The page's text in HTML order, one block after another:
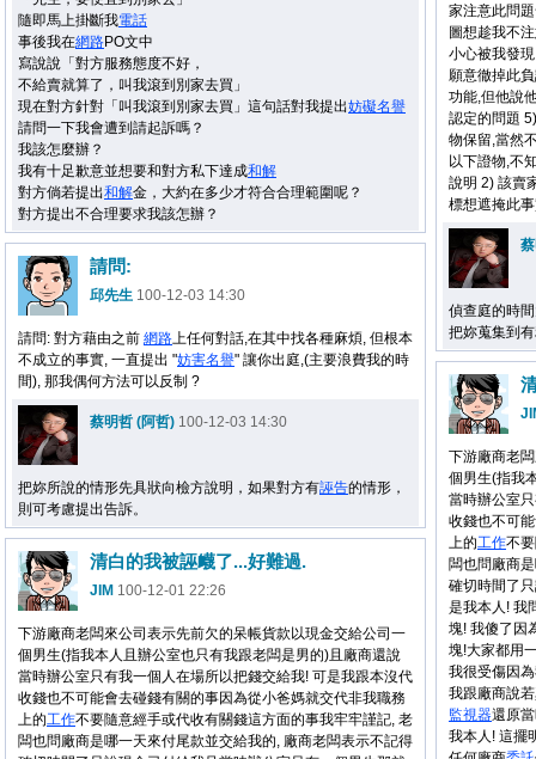
隨即馬上掛斷我電話
事後我在網路PO文中
寫說說「對方服務態度不好，
不給賣就算了，叫我滾到別家去買」
現在對方針對「叫我滾到別家去買」這句話對我提出妨礙名譽
請問一下我會遭到請起訴嗎？
我該怎麼辦？
我有十足歉意並想要和對方私下達成和解
對方倘若提出和解金，大約在多少才符合合理範圍呢？
對方提出不合理要求我該怎辦？
家注意此問
圖想趁我不
小心被我發
願意徹掉此
功能,但他說
認定的問題
物保留,當然
以下證物,不
說明 2) 該賣
標想遮掩此
偵查庭的時
把妳蒐集到
請問:
邱先生 100-12-03 14:30
請問: 對方藉由之前 網路上任何對話,在其中找各種麻煩, 但根本
不成立的事實, 一直提出 "妨害名譽" 讓你出庭,(主要浪費我的時
間), 那我偶何方法可以反制 ?
蔡明哲 (阿哲) 100-12-03 14:30
把妳所說的情形先具狀向檢方說明，如果對方有誣告的情形，
則可考慮提出告訴。
下游廠商老
個男生(指我
當時辦公室
收錢也不可
上的工作不
闆也問廠商
確切時間了
是我本人! 我
塊! 我傻了因
塊!大家都用
我很受傷因
我跟廠商說
監視器還原
我本人! 這擺
清白的我被誣衊了...好難過.
JIM 100-12-01 22:26
下游廠商老闆來公司表示先前欠的呆帳貨款以現金交給公司一
個男生(指我本人且辦公室也只有我跟老闆是男的)且廠商還說
當時辦公室只有我一個人在場所以把錢交給我! 可是我跟本沒代
收錢也不可能會去碰錢有關的事因為從小爸媽就交代非我職務
上的工作不要隨意經手或代收有關錢這方面的事我牢牢謹記, 老
闆也問廠商是哪一天來付尾款並交給我的, 廠商老闆表示不記得